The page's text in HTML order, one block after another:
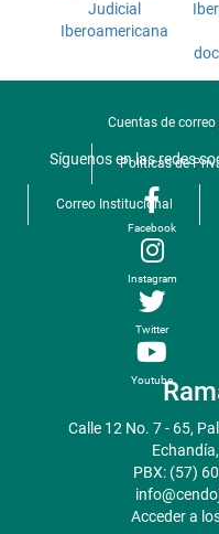
Cuentas de
Politicas de
Correo Institucional
Síguenos en las redes
Facebook
Instagram
Twitter
Youtube
Calle 12 No. 7 - 65,
PBX: (57)
Acceder a